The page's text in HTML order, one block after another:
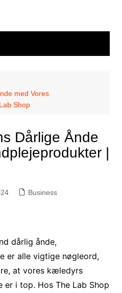
med Vores
Shop
Dårlige Ånde
|
Business
dårlig ånde,
er alle vigtige nøgleord,
at vores kæledyrs
i top. Hos The Lab Shop